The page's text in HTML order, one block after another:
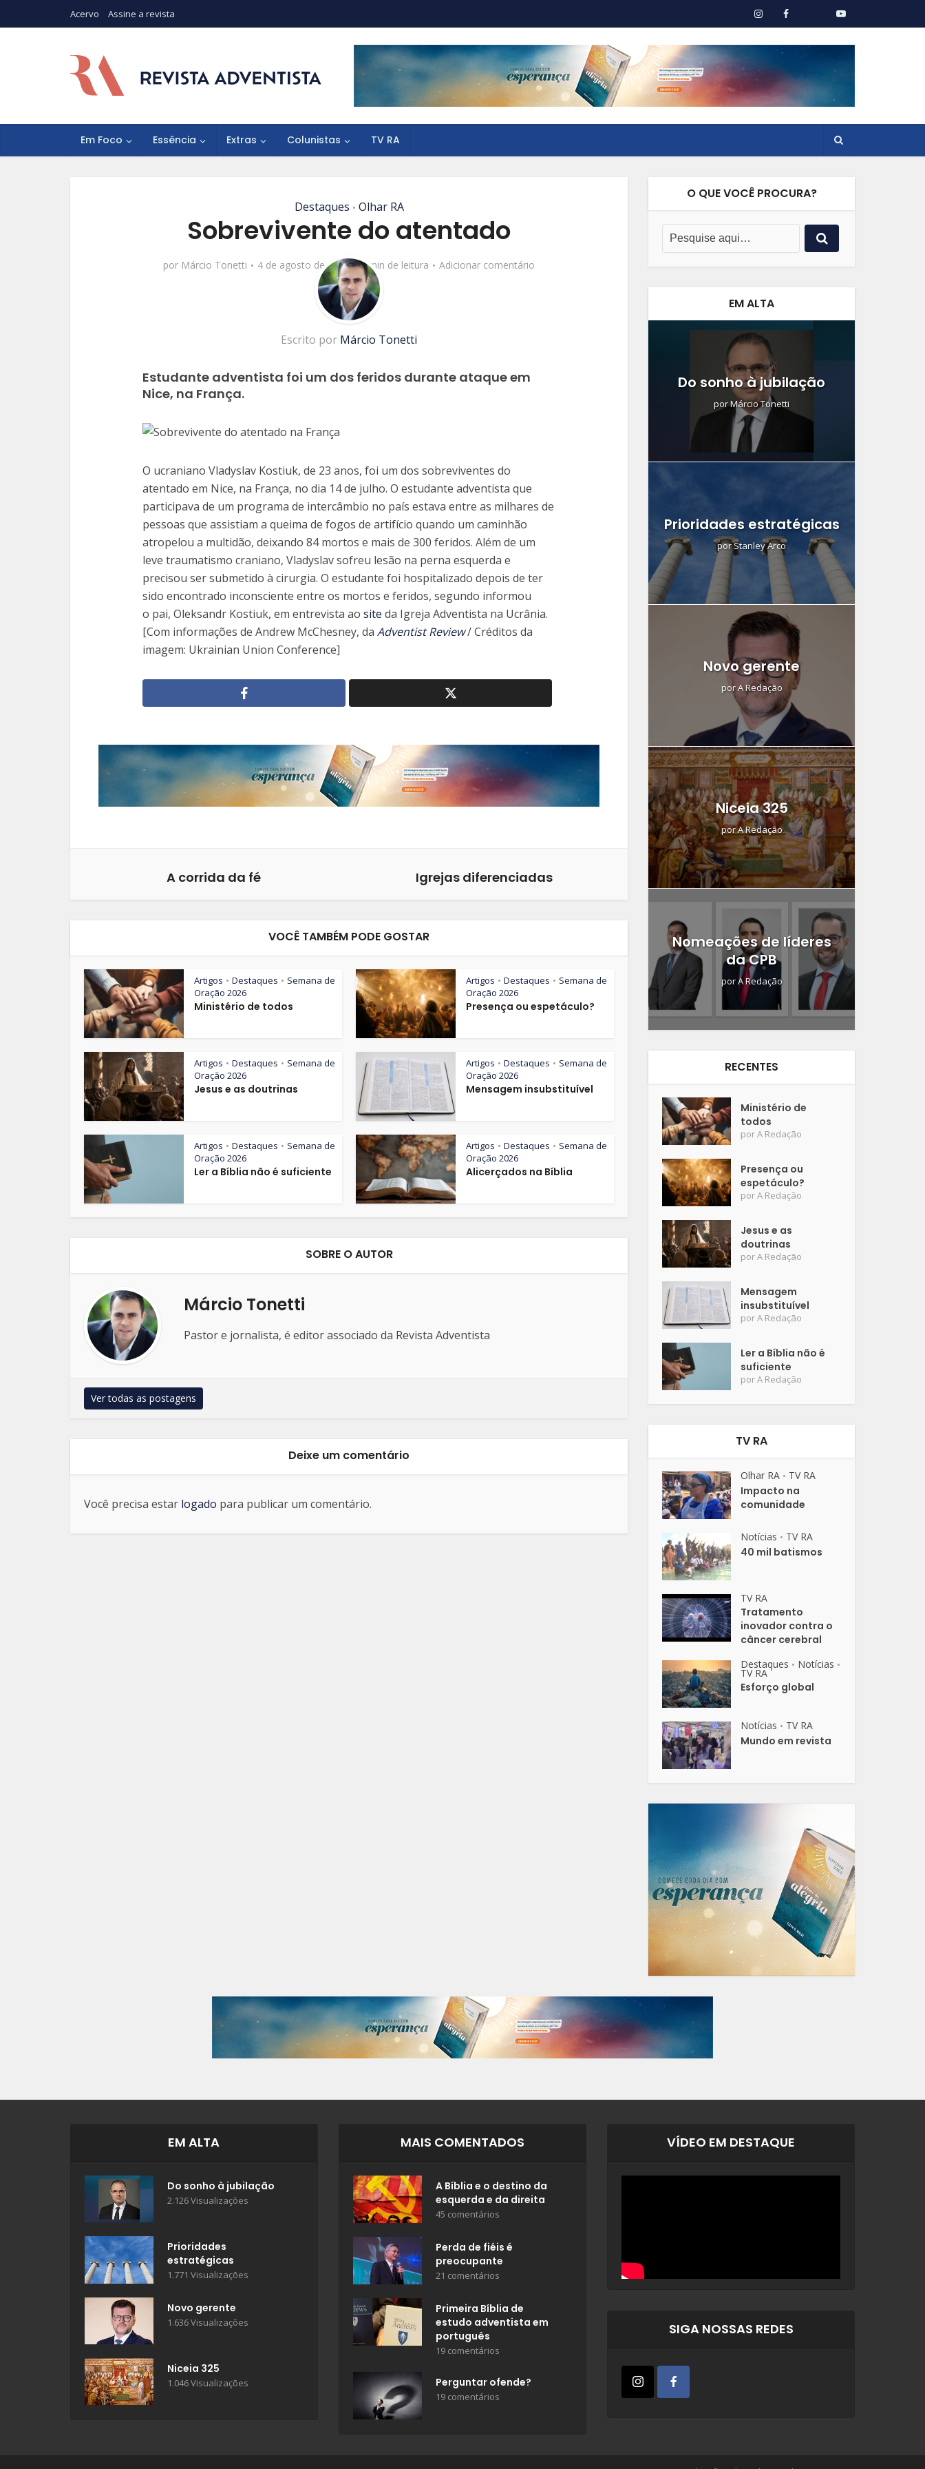
Acervo Assine a revista
Em Foco Essência Extras Colunistas TV RA
Destaques • Olhar RA
Sobrevivente do atentado
por Márcio Tonetti 4 de agosto de 2016 1 min de leitura Adicionar comentário
Escrito por Márcio Tonetti
Estudante adventista foi um dos feridos durante ataque em
Nice, na França.
O ucraniano Vladyslav Kostiuk, de 23 anos, foi um dos sobreviventes do
atentado em Nice, na França, no dia 14 de julho. O estudante adventista que
participava de um programa de intercâmbio no país estava entre as milhares de
pessoas que assistiam a queima de fogos de artifício quando um caminhão
atropelou a multidão, deixando 84 mortos e mais de 300 feridos. Além de um
leve traumatismo craniano, Vladyslav sofreu lesão na perna esquerda e
precisou ser submetido à cirurgia. O estudante foi hospitalizado depois de ter
sido encontrado inconsciente entre os mortos e feridos, segundo informou
o pai, Oleksandr Kostiuk, em entrevista ao site da Igreja Adventista na Ucrânia.
[Com informações de Andrew McChesney, da Adventist Review/ Créditos da
imagem: Ukrainian Union Conference]
A corrida da fé Igrejas diferenciadas
VOCÊ TAMBÉM PODE GOSTAR
Artigos • Destaques • Semana de
Oração 2026
Ministério de todos
Artigos • Destaques • Semana de
Oração 2026
Presença ou espetáculo?
Artigos • Destaques • Semana de
Oração 2026
Jesus e as doutrinas
Artigos • Destaques • Semana de
Oração 2026
Mensagem insubstituível
Artigos • Destaques • Semana de
Oração 2026
Ler a Bíblia não é suficiente
Artigos • Destaques • Semana de
Oração 2026
Alicerçados na Bíblia
SOBRE O AUTOR
Márcio Tonetti
Pastor e jornalista, é editor associado da Revista Adventista
Ver todas as postagens
Deixe um comentário
Você precisa estar logado para publicar um comentário.
O QUE VOCÊ PROCURA?
EM ALTA
Do sonho à jubilação
porMárcio Tonetti
Prioridades estratégicas
porStanley Arco
Novo gerente
porA Redação
Niceia 325
porA Redação
Nomeações de líderes
da CPB
porA Redação
RECENTES
Ministério de
todos
porA Redação
Presença ou
espetáculo?
porA Redação
Jesus e as
doutrinas
porA Redação
Mensagem
insubstituível
porA Redação
Ler a Bíblia não é
suficiente
porA Redação
TV RA
Olhar RA • TV RA
Impacto na
comunidade
Notícias • TV RA
40 mil batismos
TV RA
Tratamento
inovador contra o
câncer cerebral
Destaques • Notícias •
TV RA
Esforço global
Notícias • TV RA
Mundo em revista
EM ALTA
Do sonho à jubilação
2.126 Visualizações
Prioridades
estratégicas
1.771 Visualizações
Novo gerente
1.636 Visualizações
Niceia 325
1.046 Visualizações
MAIS COMENTADOS
A Bíblia e o destino da
esquerda e da direita
45 comentários
Perda de fiéis é
preocupante
21 comentários
Primeira Bíblia de
estudo adventista em
português
19 comentários
Perguntar ofende?
19 comentários
VÍDEO EM DESTAQUE
SIGA NOSSAS REDES